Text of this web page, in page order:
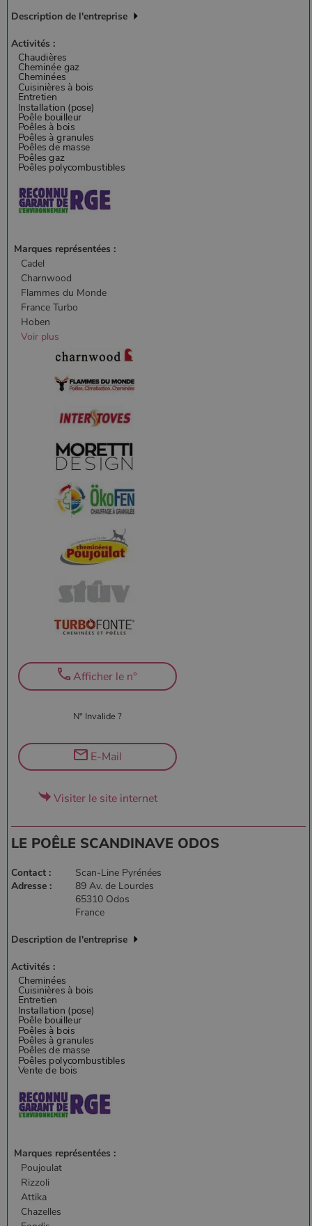
Description de l'entreprise
Activités :
Marques représentées :
Cadel
Charnwood
Flammes du Monde
France Turbo
Hoben
Voir plus
N° Invalide ?
Afficher le n°
E-Mail
Visiter le site internet
LE POÊLE SCANDINAVE ODOS
Contact :
Scan-Line Pyrénées
Adresse :
89 Av. de Lourdes
65310 Odos
France
Description de l'entreprise
Activités :
Marques représentées :
Poujoulat
Rizzoli
Attika
Chazelles